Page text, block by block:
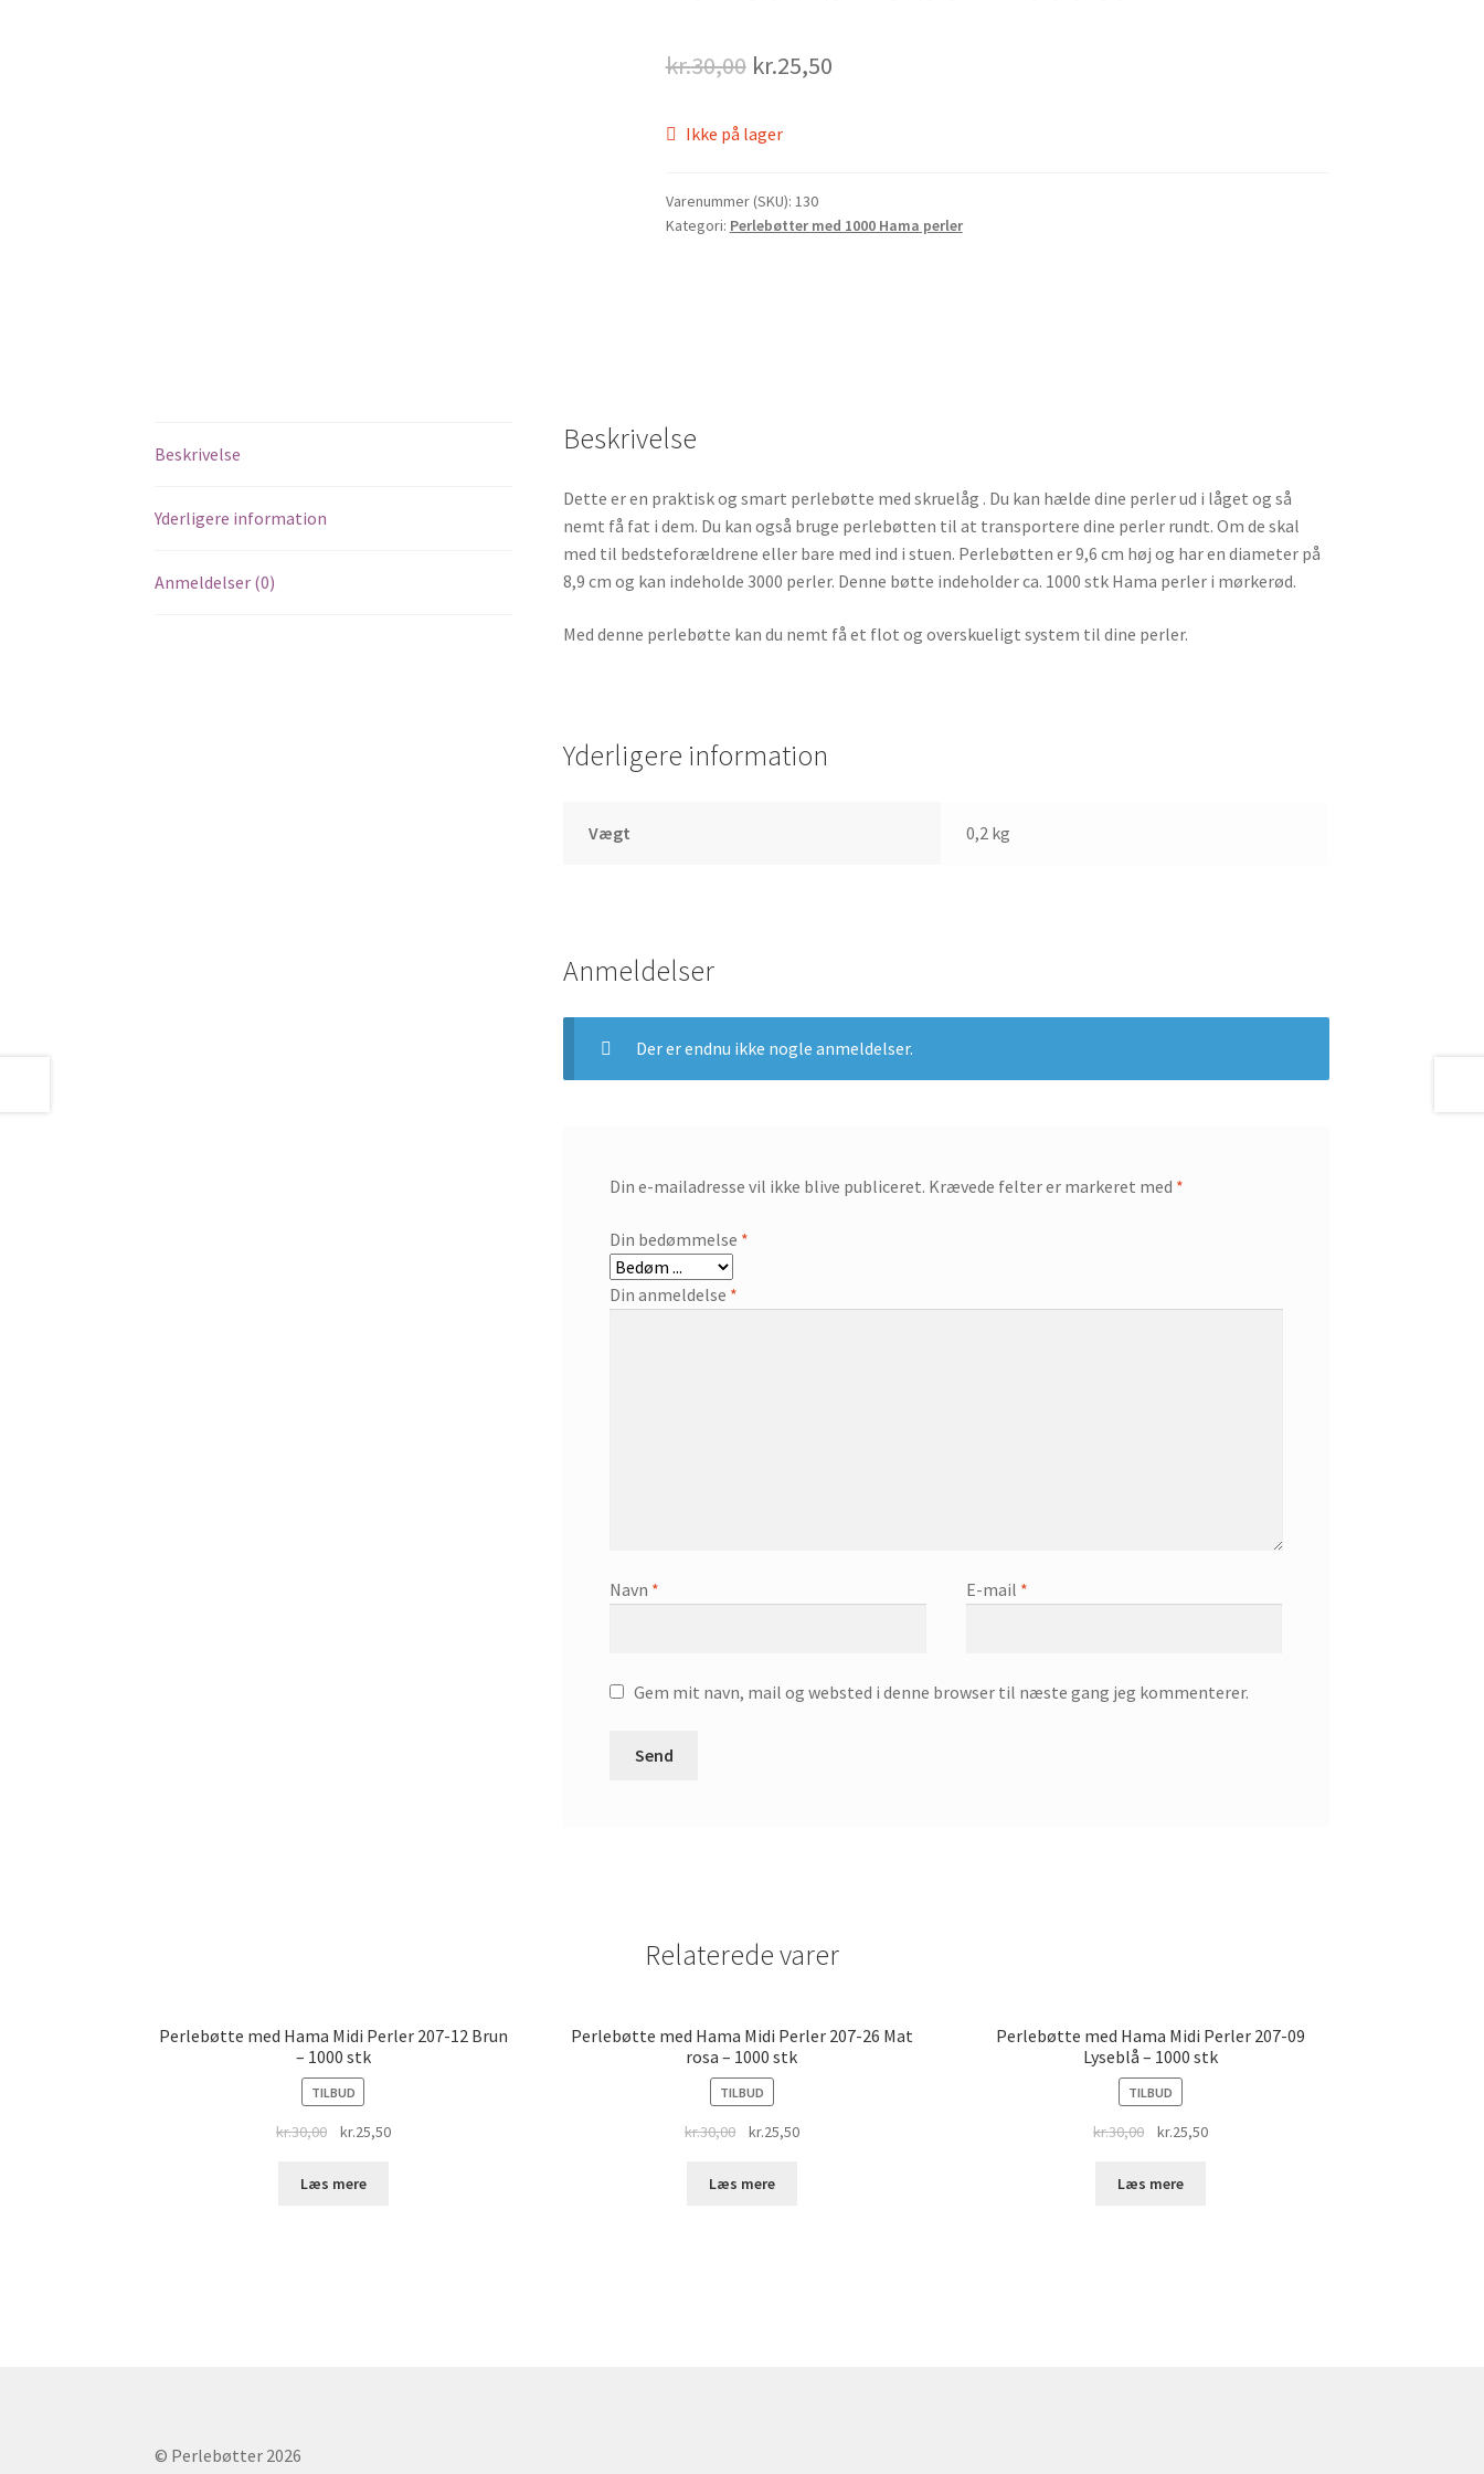
kr.30,00 Original
was:
kr.25,50Current
Ikke på lager
Varenummer (SKU): 130
Kategori: Perlebøtter med 1000 Hama perler
Beskrivelse
Yderligere information
Anmeldelser (0)
Beskrivelse
Dette er en praktisk og smart perlebøtte med skruelåg . Du kan hælde dine perler ud i låget og så
nemt få fat i dem. Du kan også bruge perlebøtten til at transportere dine perler rundt. Om de skal
med til bedsteforældrene eller bare med ind i stuen. Perlebøtten er 9,6 cm høj og har en diameter på
8,9 cm og kan indeholde 3000 perler. Denne bøtte indeholder ca. 1000 stk Hama perler i mørkerød.
Med denne perlebøtte kan du nemt få et flot og overskueligt system til dine perler.
Yderligere information
Vægt 0,2 kg
Anmeldelser
Der er endnu ikke nogle anmeldelser.
Din e-mailadresse vil ikke blive publiceret. Krævede felter er markeret med *
Din bedømmelse *
Din anmeldelse *
Navn * E-mail *
Gem mit navn, mail og websted i denne browser til næste gang jeg kommenterer.
Relaterede varer
Perlebøtte med Hama Midi Perler 207-12 Brun
– 1000 stk
TILBUD
kr.30,00
Original
was:
kr.25,50Current
Læs mere
Perlebøtte med Hama Midi Perler 207-26 Mat
rosa – 1000 stk
TILBUD
kr.30,00
Original
was:
kr.25,50Current
Læs mere
Perlebøtte med Hama Midi Perler 207-09
Lyseblå – 1000 stk
TILBUD
kr.30,00
Original
was:
kr.25,50Current
Læs mere
© Perlebøtter 2026